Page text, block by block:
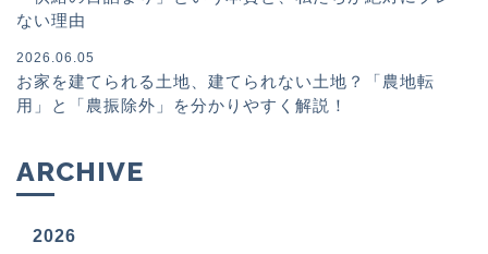
ない理由
2026.06.05
お家を建てられる土地、建てられない土地？「農地転
用」と「農振除外」を分かりやすく解説！
ARCHIVE
2026